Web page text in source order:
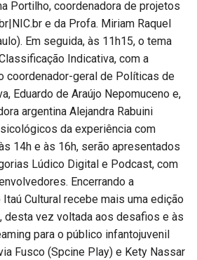
Portilho, coordenadora de projetos
e da Profa. Miriam Raquel
Em seguida, às 11h15, o tema
Indicativa, com a
coordenador-geral de Políticas de
Eduardo de Araújo Nepomuceno e,
argentina Alejandra Rabuini
da experiência com
14h e às 16h, serão apresentados
Lúdico Digital e Podcast, com
Encerrando a
Cultural recebe mais uma edição
desta vez voltada aos desafios e às
para o público infantojuvenil
Fusco (Spcine Play) e Kety Nassar